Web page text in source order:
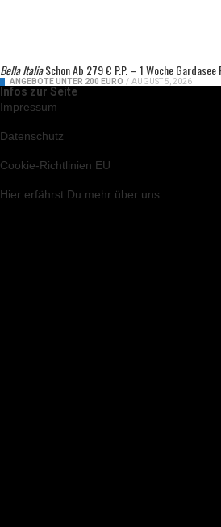
Bella ItaliaSchon Ab 279 € P.P. – 1 Woche
ANGEBOTE UNTER 200 EURO / AUGUST 5, 2026
Infos zur Seite
Impressum
Datenschutz
Cookie-Richtlinien EU
Hier erfährst Du mehr über uns